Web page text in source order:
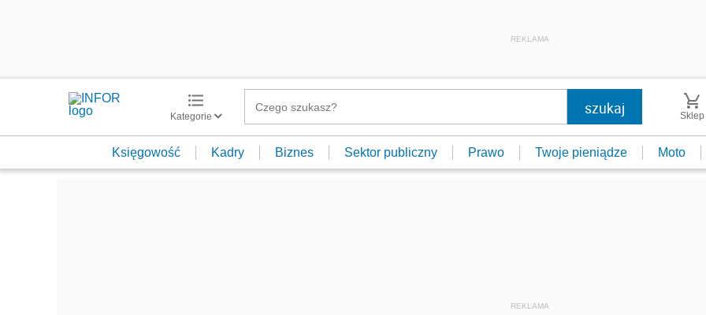
REKLAMA
Kategorie Sklep
Księgowość Kadry Biznes Sektor publiczny Prawo Twoje pieniądze Moto